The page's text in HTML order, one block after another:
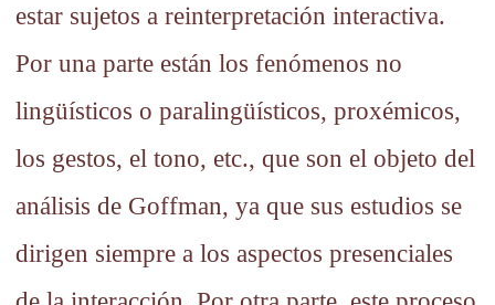
estar sujetos a reinterpretación interactiva.
Por una parte están los fenómenos no
lingüísticos o paralingüísticos, proxémicos,
los gestos, el tono, etc., que son el objeto del
análisis de Goffman, ya que sus estudios se
dirigen siempre a los aspectos presenciales